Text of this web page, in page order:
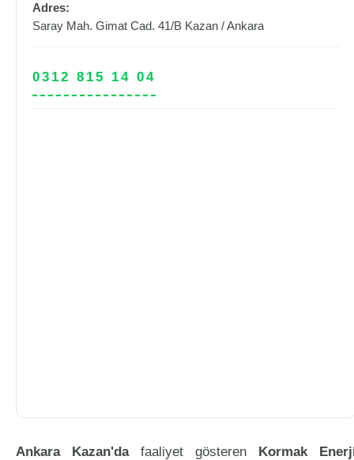
Adres:
Saray Mah. Gimat Cad. 41/B Kazan /Ankara
0312 815 14 04
Ankara Kazan'dafaaliyet gösteren Kormak